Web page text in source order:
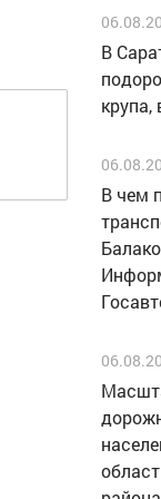
В
В чем